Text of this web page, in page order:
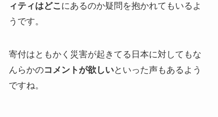
ィティはどこ にあるのか疑問を抱かれてもいるよ
うです。
寄付はともかく災害が起きてる日本に対してもな
んらかのコメントが欲しいといった声もあるよう
ですね。